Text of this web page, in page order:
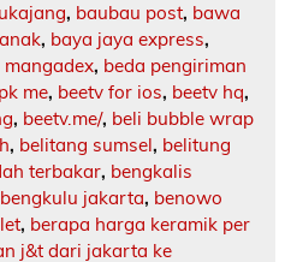
, baubau post, bawa
, baya jaya express,
, beda pengiriman
me, beetv for ios, beetv hq,
, beetv.me/, beli bubble wrap
, belitang sumsel, belitung
terbakar, bengkalis
bengkulu jakarta, benowo
, berapa harga keramik per
j&t dari jakarta ke